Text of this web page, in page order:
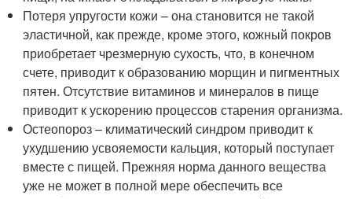
Потеря упругости кожи – она становится не такой
эластичной, как прежде, кроме этого, кожный покров
приобретает чрезмерную сухость, что, в конечном
счете, приводит к образованию морщин и пигментных
пятен. Отсутствие витаминов и минералов в пище
приводит к ускорению процессов старения организма.
Остеопороз – климатический синдром приводит к
ухудшению усвояемости кальция, который поступает
вместе с пищей. Прежняя норма данного вещества
уже не может в полной мере обеспечить все